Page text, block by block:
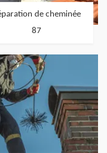
de cheminée
87